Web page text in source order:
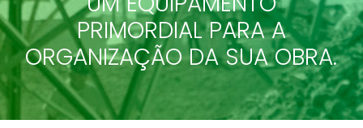
PRIMORDIAL PARA A
ORGANIZAÇÃO DA SUA OBRA.